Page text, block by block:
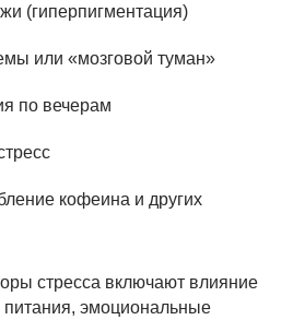
(гиперпигментация)
или «мозговой туман»
по вечерам
кофеина и других
стресса включают влияние
эмоциональные